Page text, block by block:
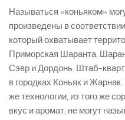
Называться «коньяком»
произведены в
который охватывает
Приморская Шаранта,
Сэвр и Дордонь. Штаб-
в городках Коньяк и
же технологии, из того же
вкус и аромат, не могут